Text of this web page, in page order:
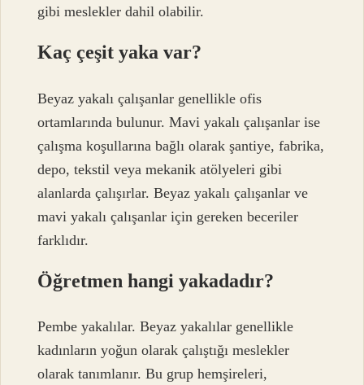
gibi meslekler dahil olabilir.
Kaç çeşit yaka var?
Beyaz yakalı çalışanlar genellikle ofis
ortamlarında bulunur. Mavi yakalı çalışanlar ise
çalışma koşullarına bağlı olarak şantiye, fabrika,
depo, tekstil veya mekanik atölyeleri gibi
alanlarda çalışırlar. Beyaz yakalı çalışanlar ve
mavi yakalı çalışanlar için gereken beceriler
farklıdır.
Öğretmen hangi yakadadır?
Pembe yakalılar. Beyaz yakalılar genellikle
kadınların yoğun olarak çalıştığı meslekler
olarak tanımlanır. Bu grup hemşireleri,